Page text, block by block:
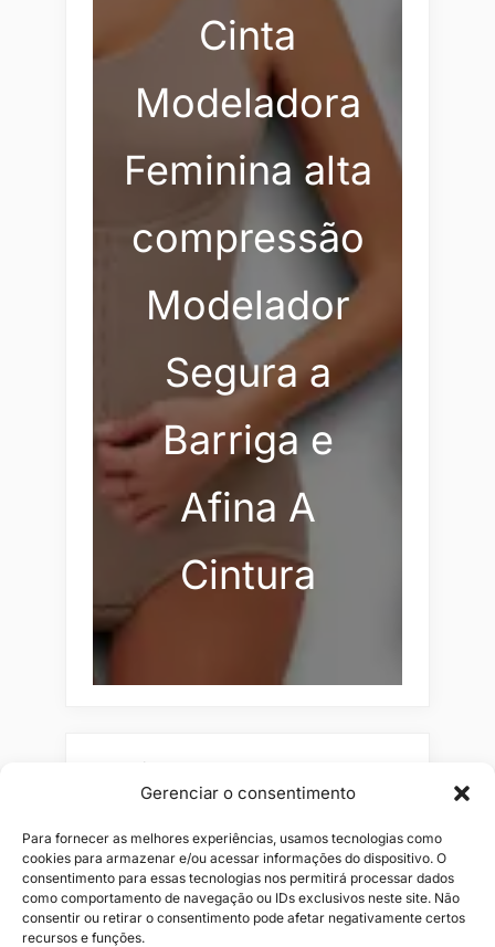
Gerenciar o consentimento
Para fornecer as melhores experiências, usamos tecnologias como
cookies para armazenar e/ou acessar informações do dispositivo. O
consentimento para essas tecnologias nos permitirá processar dados
como comportamento de navegação ou IDs exclusivos neste site. Não
consentir ou retirar o consentimento pode afetar negativamente certos
recursos e funções.
Cinta
Modeladora
Feminina alta
compressão
Modelador
Segura a
Barriga e
Afina A
Cintura
Pesquisar